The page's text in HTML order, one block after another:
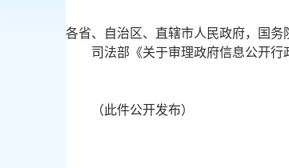
各省、自治区、直辖市人民政府，国务
司法部《关于审理政府信息公开行
（此件公开发布）